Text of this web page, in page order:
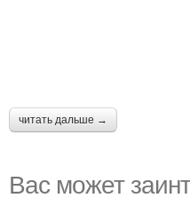
читать дальше →
Вас может